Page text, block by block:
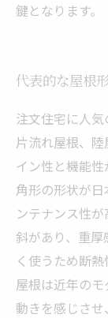
鍵となります。
代表的な屋根
注文住宅に人気
片流れ屋根、
イン性と機能
角形の形状が
ンテナンス性
斜があり、重
く使うため断
屋根は近年の
動きを感じさ